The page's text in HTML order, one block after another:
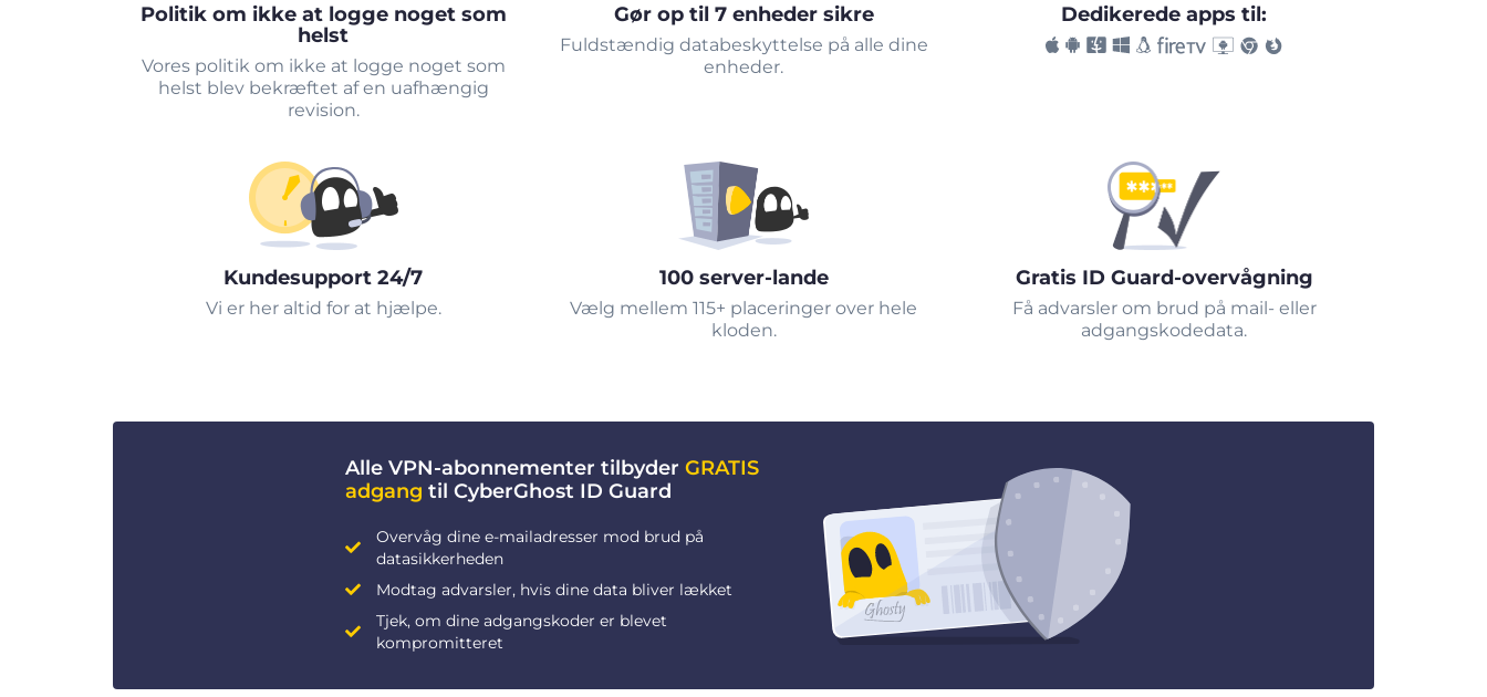
Politik om ikke at logge noget som
helst
Vores politik om ikke at logge noget som
helst blev bekræftet af en uafhængig
revision.
Gør op til 7 enheder sikre
Fuldstændig databeskyttelse på alle dine
enheder.
Dedikerede apps til:
Kundesupport 24/7
Vi er her altid for at hjælpe.
100 server-lande
Vælg mellem 115+ placeringer over hele
kloden.
Gratis ID Guard-overvågning
Få advarsler om brud på mail- eller
adgangskodedata.
Alle VPN-abonnementer tilbyder GRATIS
adgang til CyberGhost ID Guard
Overvåg dine e-mailadresser mod brud på
datasikkerheden
Modtag advarsler, hvis dine data bliver lækket
Tjek, om dine adgangskoder er blevet
kompromitteret